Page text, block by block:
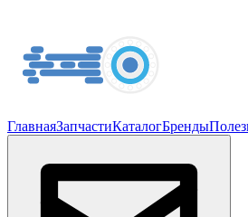
ГлавнаяЗапчастиКаталогБренды